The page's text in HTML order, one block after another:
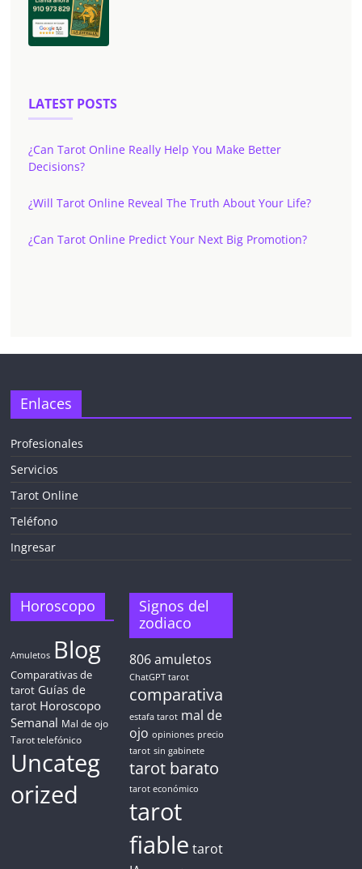
LATEST POSTS
¿Can Tarot Online Really Help You Make Better
Decisions?
¿Will Tarot Online Reveal The Truth About Your Life?
¿Can Tarot Online Predict Your Next Big Promotion?
Enlaces
Profesionales
Servicios
Tarot Online
Teléfono
Ingresar
Horoscopo
Amuletos Blog
Comparativas de
tarot Guías de
tarot Horoscopo
Semanal Mal de ojo
Tarot telefónico
Uncateg
orized
Signos del
zodiaco
806amuletos
ChatGPT tarot
comparativa
estafa tarot mal de
ojo opiniones precio
tarot sin gabinete
tarot barato
tarot económico
tarot
fiable tarot